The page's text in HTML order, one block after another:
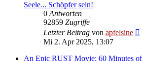
Seele... Schöpfer sein!
0Antworten
92859 Zugriffe
Letzter Beitrag von apfelsine
Mi 2. Apr 2025, 13:07
An Epic RUST Movie: 60 Minutes